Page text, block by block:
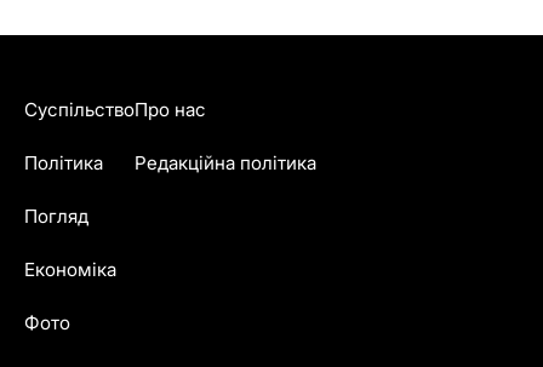
Суспільство
Політика
Погляд
Економіка
Фото
Про нас
Редакційна політика